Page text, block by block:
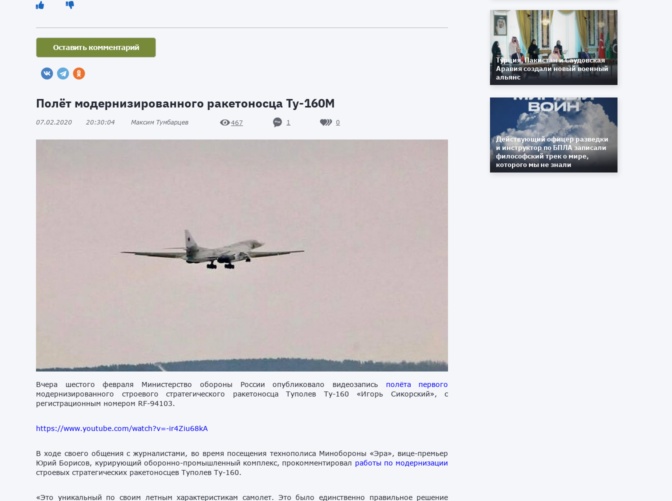
Полёт модернизированного ракетоносца Ту-160М
07.02.2020 20:30:04 Максим Тумбарцев 467 1 0
Вчера шестого февраля Министерство обороны России опубликовало видеозапись полёта первого
модернизированного строевого стратегического ракетоносца Туполев Ту-160 «Игорь Сикорский», с
регистрационным номером RF-94103.
https://www.youtube.com/watch?v=-ir4Ziu68kA
В ходе своего общения с журналистами, во время посещения технополиса Минобороны «Эра», вице-премьер
Юрий Борисов, курирующий оборонно-промышленный комплекс, прокомментировал работы по модернизации
строевых стратегических ракетоносцев Туполев Ту-160.
«Это уникальный по своим летным характеристикам самолет. Это было единственно правильное решение
Турция, Пакистан и Саудовская
Аравия создали новый военный
альянс
Действующий офицер разведки
и инструктор по БПЛА записали
философский трек о мире,
которого мы не знали